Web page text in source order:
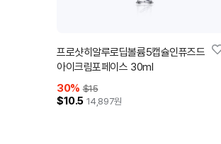
프로샷히알루로딥볼륨5캡슐인퓨즈드
아이크림포페이스 30ml
30% $15
$10.5 14,897원